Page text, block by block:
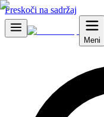
Preskoči na sadržaj
Meni